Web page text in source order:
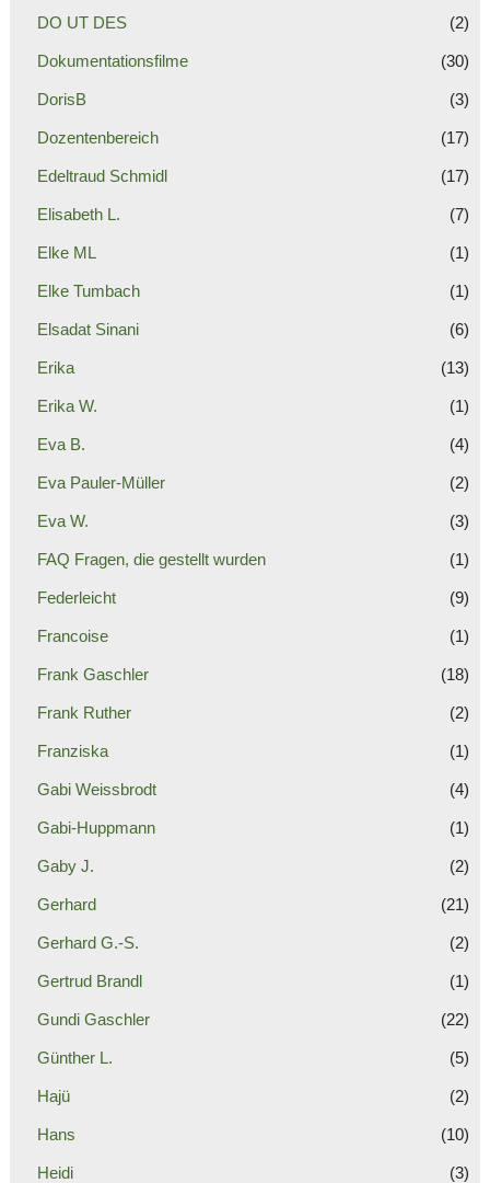
DO UT DES (2)
Dokumentationsfilme (30)
DorisB (3)
Dozentenbereich (17)
Edeltraud Schmidl (17)
Elisabeth L. (7)
Elke ML (1)
Elke Tumbach (1)
Elsadat Sinani (6)
Erika (13)
Erika W. (1)
Eva B. (4)
Eva Pauler-Müller (2)
Eva W. (3)
FAQ Fragen, die gestellt wurden (1)
Federleicht (9)
Francoise (1)
Frank Gaschler (18)
Frank Ruther (2)
Franziska (1)
Gabi Weissbrodt (4)
Gabi-Huppmann (1)
Gaby J. (2)
Gerhard (21)
Gerhard G.-S. (2)
Gertrud Brandl (1)
Gundi Gaschler (22)
Günther L. (5)
Hajü (2)
Hans (10)
Heidi (3)